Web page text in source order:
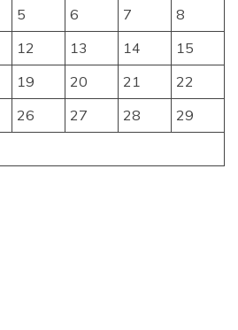
5 6 7
8
12 13 14
15
19 20 21
22
26 27 28
29